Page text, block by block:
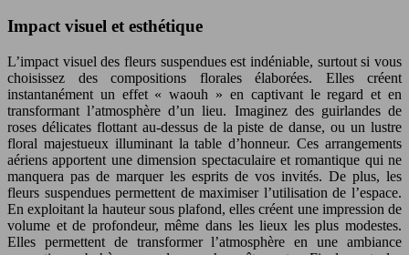
Impact visuel et esthétique
L’impact visuel des fleurs suspendues est indéniable, surtout si vous
choisissez des compositions florales élaborées. Elles créent
instantanément un effet « waouh » en captivant le regard et en
transformant l’atmosphère d’un lieu. Imaginez des guirlandes de
roses délicates flottant au-dessus de la piste de danse, ou un lustre
floral majestueux illuminant la table d’honneur. Ces arrangements
aériens apportent une dimension spectaculaire et romantique qui ne
manquera pas de marquer les esprits de vos invités. De plus, les
fleurs suspendues permettent de maximiser l’utilisation de l’espace.
En exploitant la hauteur sous plafond, elles créent une impression de
volume et de profondeur, même dans les lieux les plus modestes.
Elles permettent de transformer l’atmosphère en une ambiance